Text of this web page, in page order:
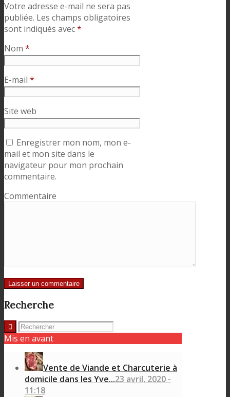
Votre adresse e-mail ne sera pas
publiée. Les champs obligatoires
sont indiqués avec*
Nom *
E-mail *
Site web
Enregistrer mon nom, mon e-
mail et mon site dans le
navigateur pour mon prochain
commentaire.
Commentaire
Recherche
Mis en avant
Vente de Viande et Charcuterie à
domicile dans les Yve...23 avril, 2020 -
11:18